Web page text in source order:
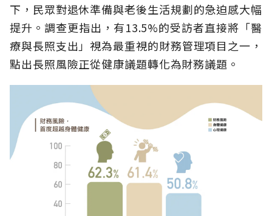
下，民眾對退休準備與老後生活規劃的急迫感大幅
提升。調查更指出，有13.5%的受訪者直接將「醫
療與長照支出」視為最重視的財務管理項目之一，
點出長照風險正從健康議題轉化為財務議題。